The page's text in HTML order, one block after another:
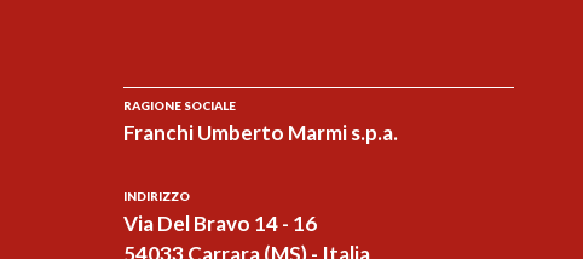
RAGIONE SOCIALE
Franchi Umberto Marmi s.p.a.
INDIRIZZO
Via Del Bravo 14 - 16
54033 Carrara (MS) - Italia